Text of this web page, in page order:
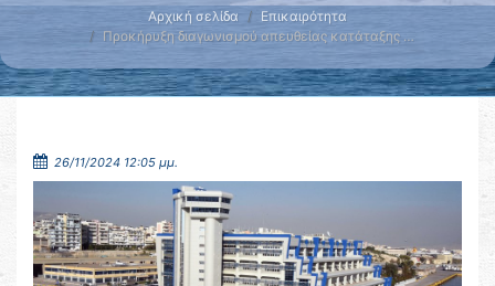
Αρχική σελίδα
Επικαιρότητα
Προκήρυξη διαγωνισμού απευθείας κατάταξης …
26/11/2024 12:05 μμ.